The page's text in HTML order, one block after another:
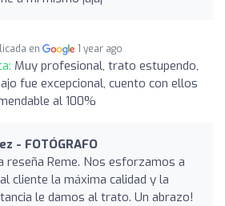
en 1 year ago
Muy profesional, trato estupendo,
fue excepcional, cuento con ellos
al 100%
- FOTÓGRAFO
reseña Reme. Nos esforzamos a
cliente la máxima calidad y la
le damos al trato. Un abrazo!